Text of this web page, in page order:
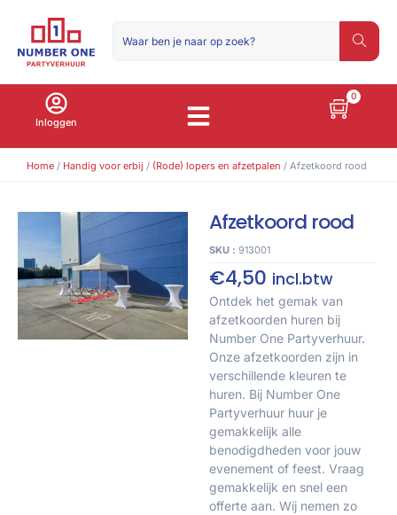
Inloggen
0
Home / Handig voor erbij / (Rode) lopers en afzetpalen / Afzetkoord rood
Afzetkoord rood
SKU : 913001
€4,50 incl.btw
Ontdek het gemak van
afzetkoorden huren bij
Number One Partyverhuur.
Onze afzetkoorden zijn in
verschillende kleuren te
huren. Bij Number One
Partyverhuur huur je
gemakkelijk alle
benodigdheden voor jouw
evenement of feest. Vraag
gemakkelijk en snel een
offerte aan. Wij nemen zo